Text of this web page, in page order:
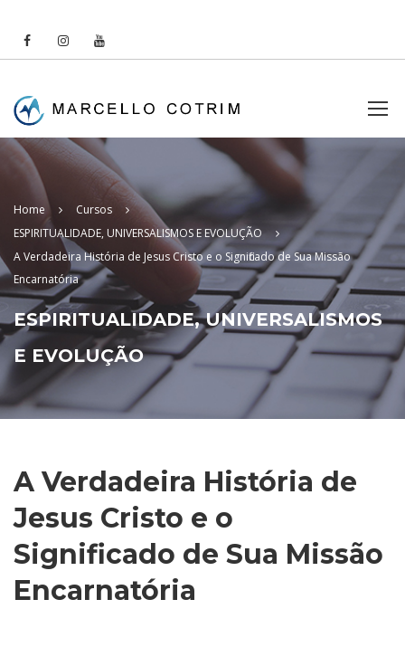
Home
Cursos
ESPIRITUALIDADE, UNIVERSALISMOS E EVOLUÇÃO
A Verdadeira História de Jesus Cristo e o Significado de Sua Missão
Encarnatória
ESPIRITUALIDADE, UNIVERSALISMOS
E EVOLUÇÃO
A Verdadeira História de
Jesus Cristo e o
Significado de Sua Missão
Encarnatória